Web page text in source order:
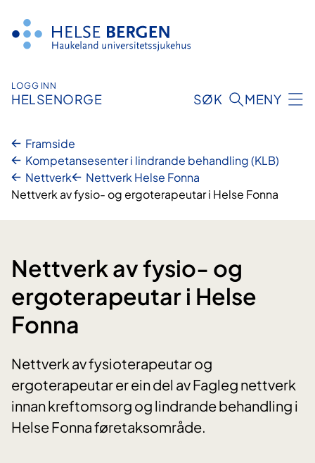
innhald
LOGG INN
HELSENORGE SØK MENY
Framside
Kompetansesenter i lindrande behandling (KLB)
Nettverk
Nettverk Helse Fonna
Nettverk av fysio- og ergoterapeutar i Helse Fonna
Nettverk av fysio- og
ergoterapeutar i Helse
Fonna
Nettverk av fysioterapeutar og
ergoterapeutar er ein del av Fagleg nettverk
innan kreftomsorg og lindrande behandling i
Helse Fonna føretaksområde.